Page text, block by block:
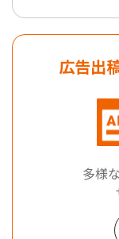
広告出
多様